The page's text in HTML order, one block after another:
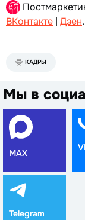
ВКонтакте | Дзен
КАДРЫ
Мы в
MAX
Telegram